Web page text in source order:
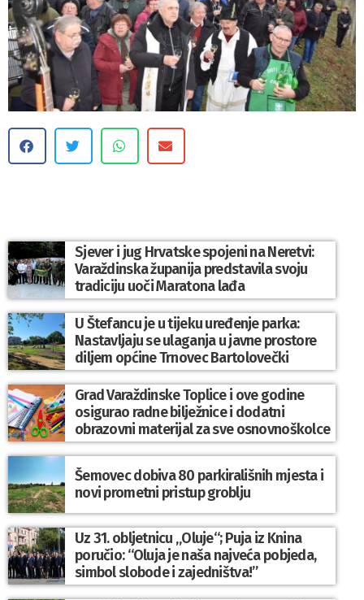
Sjever i jug Hrvatske spojeni na Neretvi:
Varaždinska županija predstavila svoju
tradiciju uoči Maratona lađa
U Štefancu je u tijeku uređenje parka:
Nastavljaju se ulaganja u javne prostore
diljem općine Trnovec Bartolovečki
Grad Varaždinske Toplice i ove godine
osigurao radne bilježnice i dodatni
obrazovni materijal za sve osnovnoškolce
Šemovec dobiva 80 parkirališnih mjesta i
novi prometni pristup groblju
Uz 31. obljetnicu „Oluje“; Puja iz Knina
poručio: “Oluja je naša najveća pobjeda,
simbol slobode i zajedništva!”